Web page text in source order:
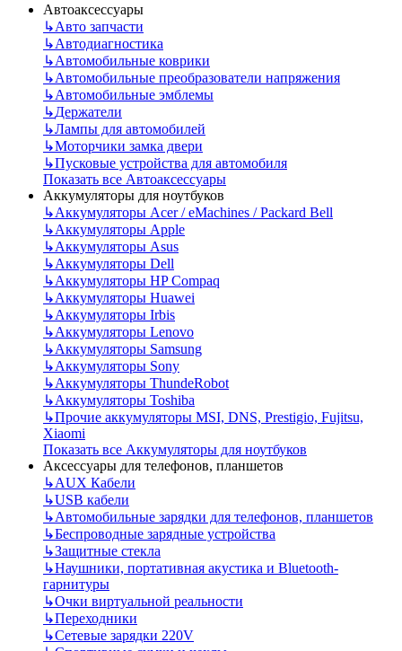
Автоаксессуары
↳Авто запчасти
↳Автодиагностика
↳Автомобильные коврики
↳Автомобильные преобразователи напряжения
↳Автомобильные эмблемы
↳Держатели
↳Лампы для автомобилей
↳Моторчики замка двери
↳Пусковые устройства для автомобиля
Показать все Автоаксессуары
Аккумуляторы для ноутбуков
↳Аккумуляторы Acer / eMachines / Packard Bell
↳Аккумуляторы Apple
↳Аккумуляторы Asus
↳Аккумуляторы Dell
↳Аккумуляторы HP Compaq
↳Аккумуляторы Huawei
↳Аккумуляторы Irbis
↳Аккумуляторы Lenovo
↳Аккумуляторы Samsung
↳Аккумуляторы Sony
↳Аккумуляторы ThundeRobot
↳Аккумуляторы Toshiba
↳Прочие аккумуляторы MSI, DNS, Prestigio, Fujitsu,
Xiaomi
Показать все Аккумуляторы для ноутбуков
Аксессуары для телефонов, планшетов
↳AUX Кабели
↳USB кабели
↳Автомобильные зарядки для телефонов, планшетов
↳Беспроводные зарядные устройства
↳Защитные стекла
↳Наушники, портативная акустика и Bluetooth-
гарнитуры
↳Очки виртуальной реальности
↳Переходники
↳Сетевые зарядки 220V